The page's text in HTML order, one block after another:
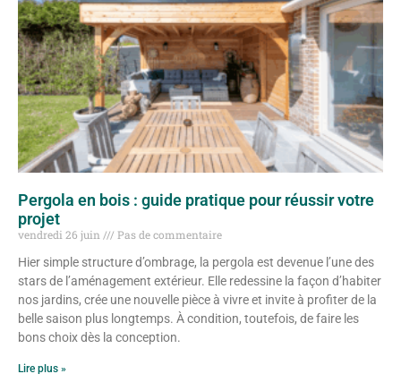
Pergola en bois : guide pratique pour réussir votre
projet
vendredi 26 juin
Pas de commentaire
Hier simple structure d’ombrage, la pergola est devenue l’une des
stars de l’aménagement extérieur. Elle redessine la façon d’habiter
nos jardins, crée une nouvelle pièce à vivre et invite à profiter de la
belle saison plus longtemps. À condition, toutefois, de faire les
bons choix dès la conception.
Lire plus »